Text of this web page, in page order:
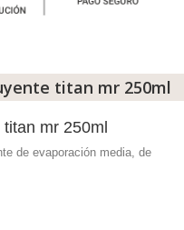
titan mr 250ml
mr 250ml
de evaporación media, de